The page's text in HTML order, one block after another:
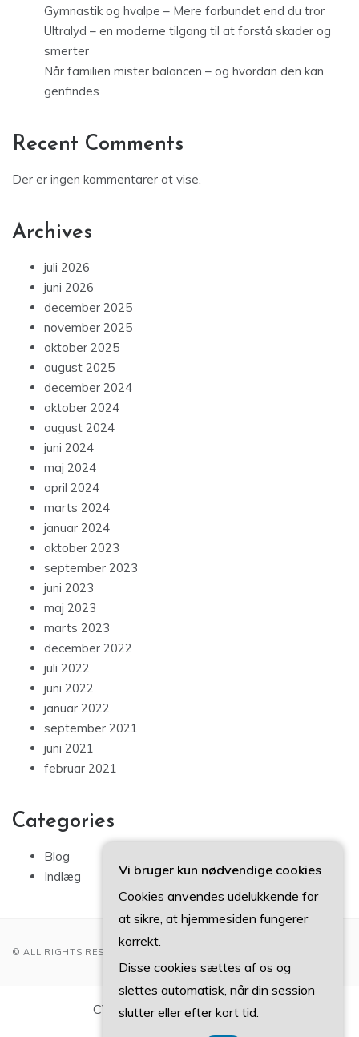
Gymnastik og hvalpe – Mere forbundet end du tror
Ultralyd – en moderne tilgang til at forstå skader og
smerter
Når familien mister balancen – og hvordan den kan
genfindes
Recent Comments
Der er ingen kommentarer at vise.
Archives
juli 2026
juni 2026
december 2025
november 2025
oktober 2025
august 2025
december 2024
oktober 2024
august 2024
juni 2024
maj 2024
april 2024
marts 2024
januar 2024
oktober 2023
september 2023
juni 2023
maj 2023
marts 2023
december 2022
juli 2022
juni 2022
januar 2022
september 2021
juni 2021
februar 2021
Categories
Blog
Indlæg
© ALL RIGHTS RESERVED 2022
CVR-Nummer DK-3740 7739
Vi bruger kun nødvendige cookies
Cookies anvendes udelukkende for
at sikre, at hjemmesiden fungerer
korrekt.
Disse cookies sættes af os og
slettes automatisk, når din session
slutter eller efter kort tid.